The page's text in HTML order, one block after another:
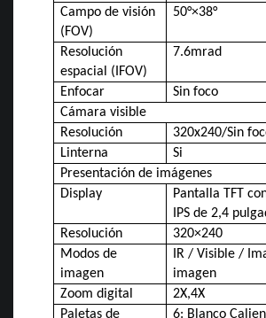
Campo de visión
(FOV)
50°×38°
Resolución
espacial (IFOV)
7.6mrad
Enfocar
Sin foco
Cámara visible
Resolución
320x240/Sin
Linterna
Si
Presentación de imágenes
Display
Pantalla TFT
IPS de 2,4
Resolución
320×240
Modos de
imagen
IR / Visible /
imagen
Zoom digital
2X,4X
Paletas de
6: Blanco